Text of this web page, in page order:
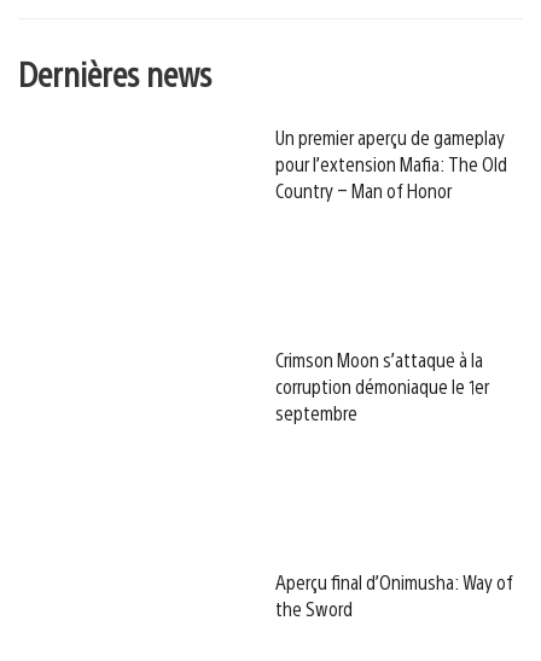
Dernières news
Un premier aperçu de gameplay
pour l’extension Mafia: The Old
Country – Man of Honor
Crimson Moon s’attaque à la
corruption démoniaque le 1er
septembre
Aperçu final d’Onimusha: Way of
the Sword